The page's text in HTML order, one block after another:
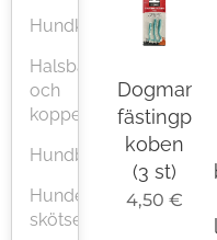
Hundkläder
Halsband
och
koppel
Hundbäddar
Hundens
skötsel
Dogman
koben
(3 st)
4,50 €